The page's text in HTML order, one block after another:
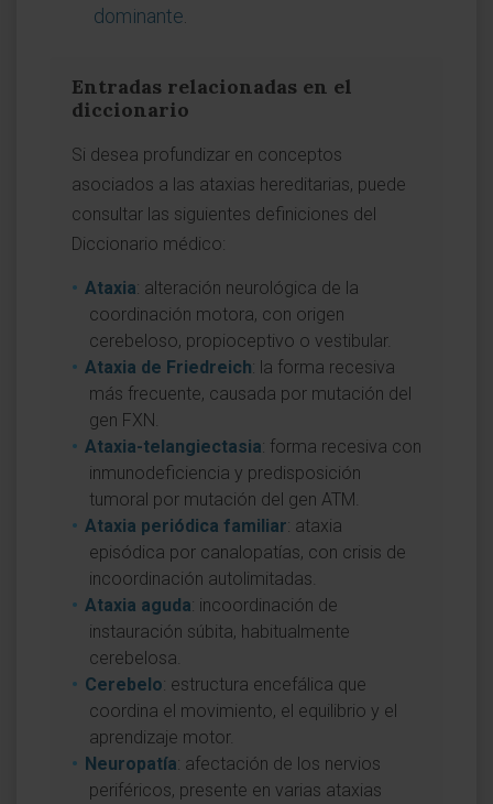
dominante
Entradas relacionadas en el
diccionario
Si desea profundizar en conceptos
asociados a las ataxias hereditarias, puede
consultar las siguientes definiciones del
Diccionario médico:
Ataxia: alteración neurológica de la
coordinación motora, con origen
cerebeloso, propioceptivo o vestibular.
Ataxia de Friedreich: la forma recesiva
más frecuente, causada por mutación del
gen FXN.
Ataxia-telangiectasia: forma recesiva con
inmunodeficiencia y predisposición
tumoral por mutación del gen ATM.
Ataxia periódica familiar: ataxia
episódica por canalopatías, con crisis de
incoordinación autolimitadas.
Ataxia aguda: incoordinación de
instauración súbita, habitualmente
cerebelosa.
Cerebelo: estructura encefálica que
coordina el movimiento, el equilibrio y el
aprendizaje motor.
Neuropatía: afectación de los nervios
periféricos, presente en varias ataxias